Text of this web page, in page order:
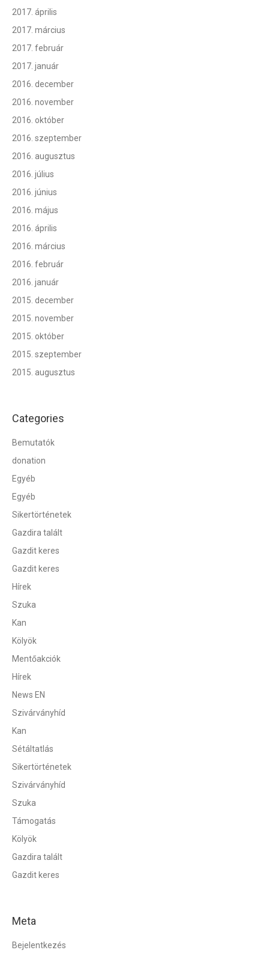
2017. április
2017. március
2017. február
2017. január
2016. december
2016. november
2016. október
2016. szeptember
2016. augusztus
2016. július
2016. június
2016. május
2016. április
2016. március
2016. február
2016. január
2015. december
2015. november
2015. október
2015. szeptember
2015. augusztus
Categories
Bemutatók
donation
Egyéb
Egyéb
Sikertörténetek
Gazdira talált
Gazdit keres
Gazdit keres
Hírek
Szuka
Kan
Kölyök
Mentőakciók
Hírek
News EN
Szivárványhíd
Kan
Sétáltatlás
Sikertörténetek
Szivárványhíd
Szuka
Támogatás
Kölyök
Gazdira talált
Gazdit keres
Meta
Bejelentkezés